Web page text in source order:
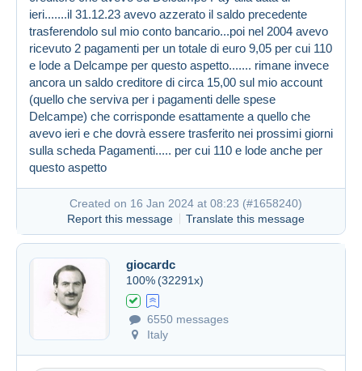
ieri.......il 31.12.23 avevo azzerato il saldo precedente
trasferendolo sul mio conto bancario...poi nel 2004 avevo
ricevuto 2 pagamenti per un totale di euro 9,05 per cui 110
e lode a Delcampe per questo aspetto....... rimane invece
ancora un saldo creditore di circa 15,00 sul mio account
(quello che serviva per i pagamenti delle spese
Delcampe) che corrisponde esattamente a quello che
avevo ieri e che dovrà essere trasferito nei prossimi giorni
sulla scheda Pagamenti..... per cui 110 e lode anche per
questo aspetto
Created on 16 Jan 2024 at 08:23 (#1658240)
Report this message
Translate this message
giocardc
100% (32291x)
6550 messages
Italy